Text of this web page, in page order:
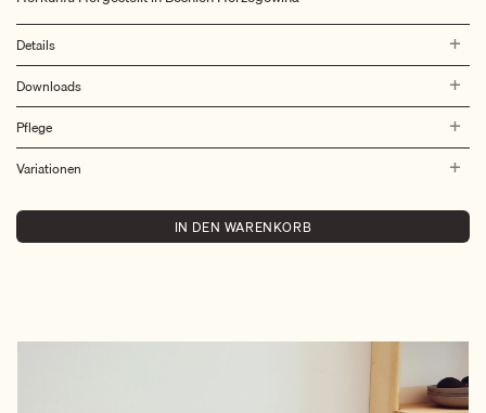
Details
Downloads
Pflege
Variationen
IN DEN WARENKORB